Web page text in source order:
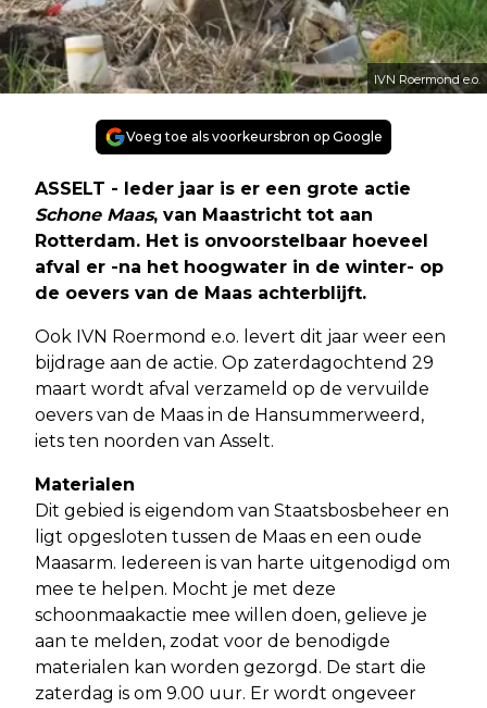
IVN Roermond e.o.
Voeg toe als voorkeursbron op Google
ASSELT - Ieder jaar is er een grote actie
Schone Maas, van Maastricht tot aan
Rotterdam. Het is onvoorstelbaar hoeveel
afval er -na het hoogwater in de winter- op
de oevers van de Maas achterblijft.
Ook IVN Roermond e.o. levert dit jaar weer een
bijdrage aan de actie. Op zaterdagochtend 29
maart wordt afval verzameld op de vervuilde
oevers van de Maas in de Hansummerweerd,
iets ten noorden van Asselt.
Materialen
Dit gebied is eigendom van Staatsbosbeheer en
ligt opgesloten tussen de Maas en een oude
Maasarm. Iedereen is van harte uitgenodigd om
mee te helpen. Mocht je met deze
schoonmaakactie mee willen doen, gelieve je
aan te melden, zodat voor de benodigde
materialen kan worden gezorgd. De start die
zaterdag is om 9.00 uur. Er wordt ongeveer